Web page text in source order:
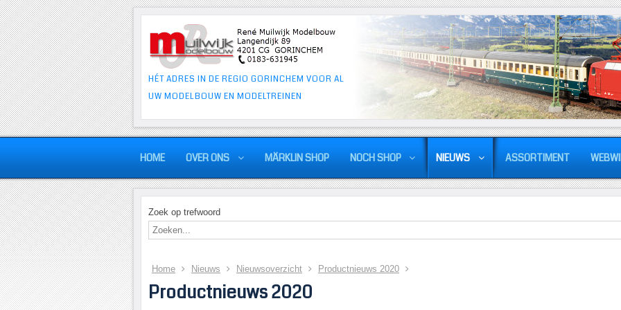
HÉT ADRES IN DE REGIO GORINCHEM VOOR AL
UW MODELBOUW EN MODELTREINEN
HOME OVER ONS MÄRKLIN SHOP NOCH SHOP NIEUWS ASSORTIMENT
Zoek op trefwoord
Home Nieuws Nieuwsoverzicht Productnieuws 2020
Productnieuws 2020